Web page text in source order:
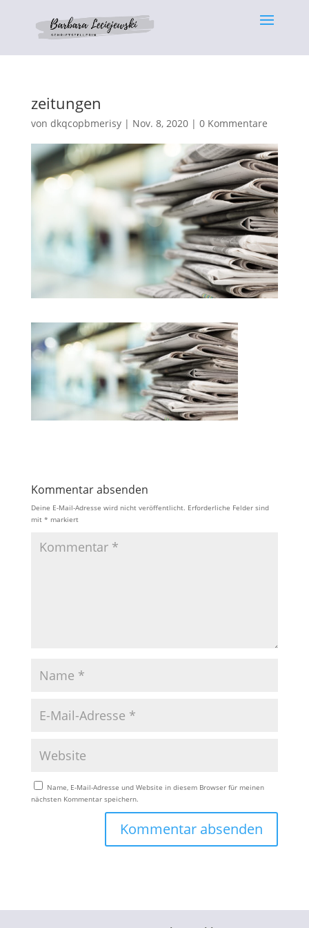
zeitungen
von dkqcopbmerisy| Nov. 8, 2020| 0 Kommentare
Kommentar absenden
Deine E-Mail-Adresse wird nicht veröffentlicht. Erforderliche Felder sind
mit * markiert
Name, E-Mail-Adresse und Website in diesem Browser für meinen
nächsten Kommentar speichern.